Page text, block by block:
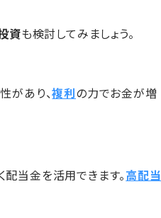
資も検討してみましょう。
があり、複利の力でお金が増
当金を活用できます。高配当